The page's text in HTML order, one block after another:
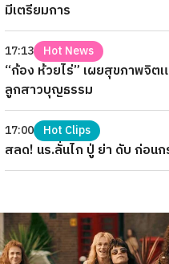
มีเตรียมการ
17:13 Hot News
“ก้อง ห้วยไร่” เผยสุขภาพจิ
ลูกสาวบุญธรรม
17:00 Hot Clips
สลด! นร.ลั่นไก ปู่ ย่า ดับ ก่อนก